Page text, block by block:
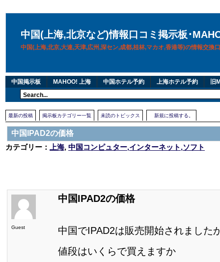
中国(上海,北京など)情報口コミ掲示板･
中国(上海,北京,大連,天津,広州,深セン,成都,桂林,マカオ,香港等)の情報交換
中国掲示板 MAHOO! 上海 中国ホテル予約 上海ホテル予約 旧
最新の投稿 掲示板カテゴリー一覧 未読のトピックス 新規に投稿する。
中国IPAD2の価格
カテゴリー：
上海, 中国コンピュター,インターネット,ソフト
Guest
中国IPAD2の価格
中国でIPAD2は販売開始されました
値段はいくらで買えますか